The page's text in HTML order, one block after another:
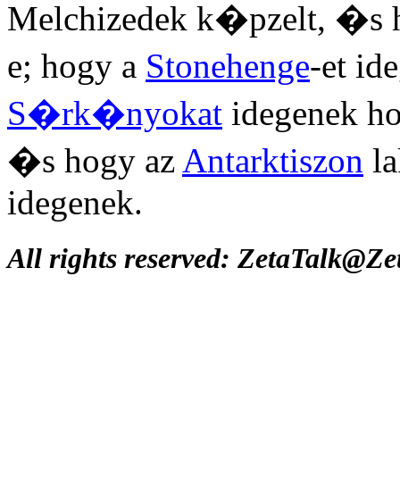
Melchizedek k�pzelt, �s
e; hogy a Stonehenge-et
S�rk�nyokat idegenek
�s hogy az Antarktiszon
idegenek.
All rights reserved: